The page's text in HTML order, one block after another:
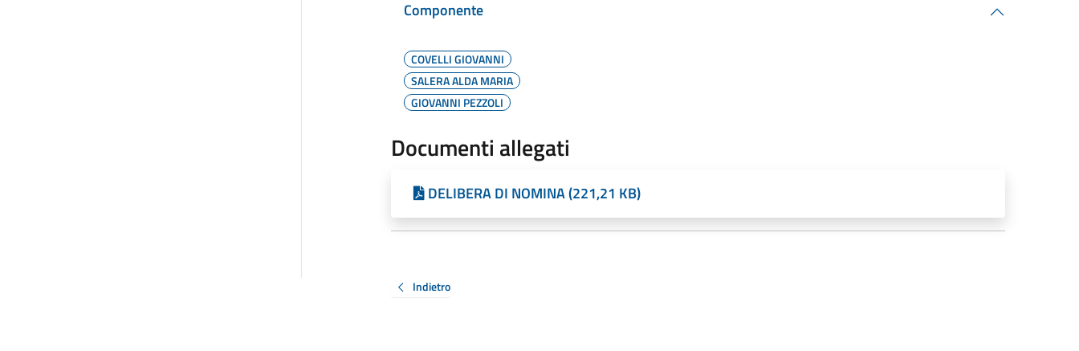
Componente
COVELLI GIOVANNI
SALERA ALDA MARIA
GIOVANNI PEZZOLI
Documenti allegati
DELIBERA DI NOMINA (221,21 KB)
Indietro